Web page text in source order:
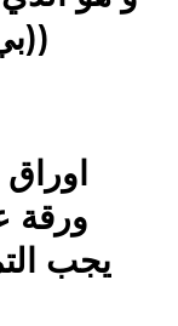
(بي نون ) و الذي يساوي حوالي 3.14 أو 22 . = 350)
يجب